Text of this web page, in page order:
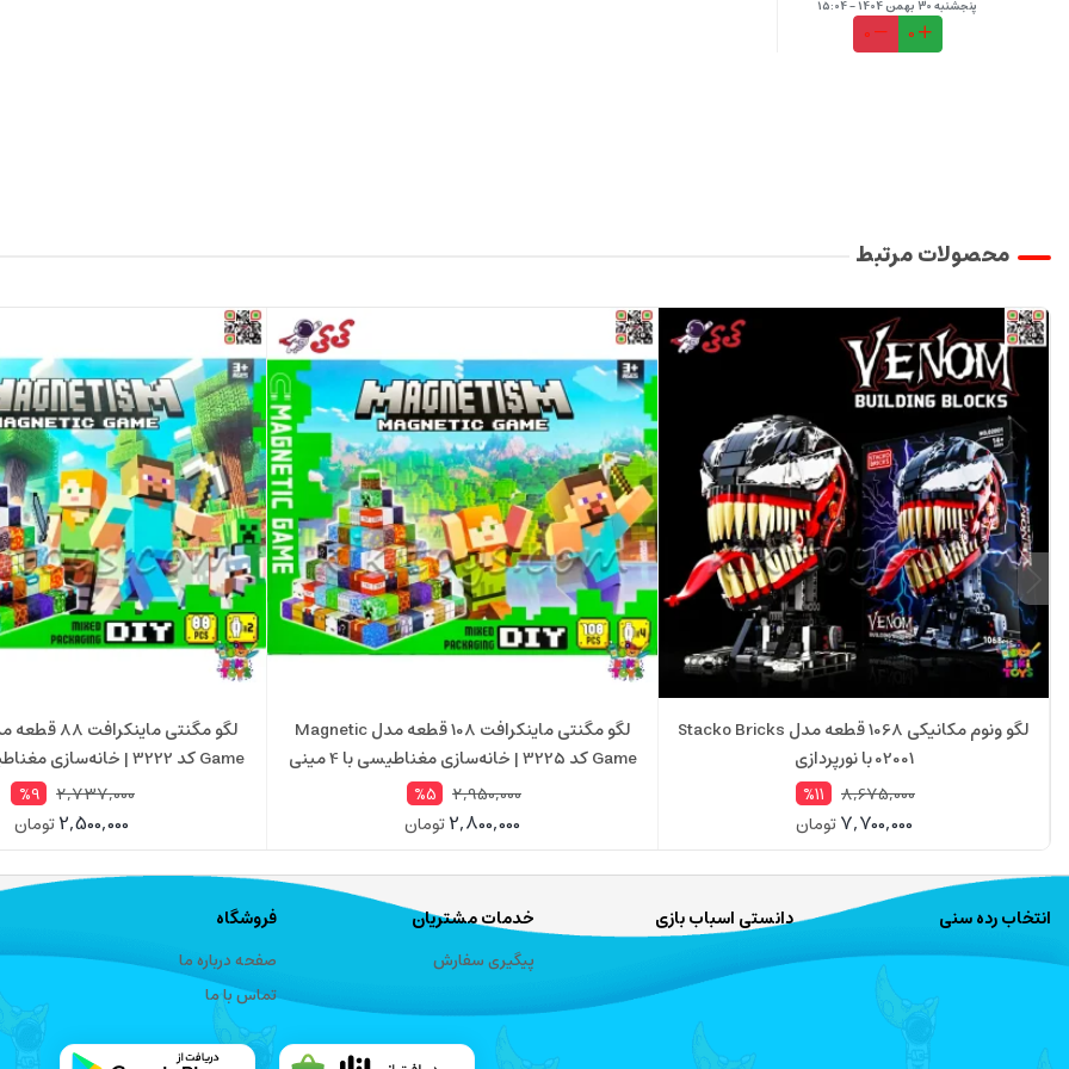
پنجشنبه 30 بهمن 1404 - 15:04
0
0
محصولات مرتبط
لگو ونوم مکانیکی 1068 قطعه مدل Stacko Bricks
02001 با نورپردازی
8,675,000
%11
7,700,000تومان
لگو مگنتی ماینکرافت 108 قطعه مدل Magnetic
Game کد 3225 | خانه‌سازی مغناطیسی با 4 مینی
فیگور
2,950,000
%5
2,800,000تومان
فیگور
2,737,000
%9
2,500,000تومان
انتخاب رده سنی دانستی اسباب بازی خدمات مشتریان
پیگیری سفارش
فروشگاه
صفحه درباره ما
تماس با ما